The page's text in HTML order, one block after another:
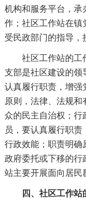
机构和服务平台，承
作；社区工作站在镇
受民政部门的指导，
社区工作站的工
支部是社区建设的领
认真履行职责，增强
原则，法律、法规
众的民主自治权；行
员，要认真履行职
行政效能；职责明确
政府委托或下移的行
站主要开展面向居民
四、社区工作站